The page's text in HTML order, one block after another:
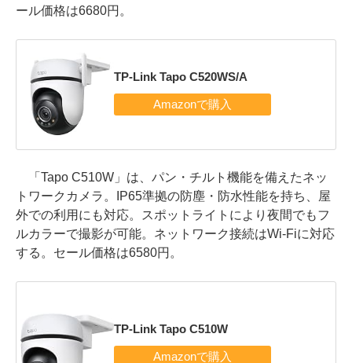
ール価格は6680円。
TP-Link Tapo C520WS/A
「Tapo C510W」は、パン・チルト機能を備えたネッ
トワークカメラ。IP65準拠の防塵・防水性能を持ち、屋
外での利用にも対応。スポットライトにより夜間でもフ
ルカラーで撮影が可能。ネットワーク接続はWi-Fiに対応
する。セール価格は6580円。
TP-Link Tapo C510W